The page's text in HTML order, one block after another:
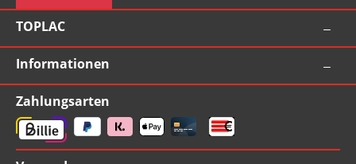
TOPLAC
Informationen
Zahlungsarten